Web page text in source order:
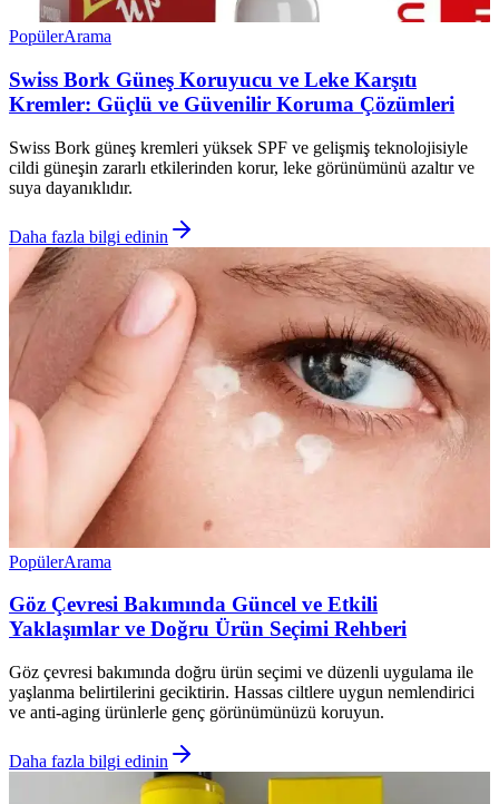
PopülerArama
Swiss Bork Güneş Koruyucu ve Leke Karşıtı
Kremler: Güçlü ve Güvenilir Koruma Çözümleri
Swiss Bork güneş kremleri yüksek SPF ve gelişmiş teknolojisiyle
cildi güneşin zararlı etkilerinden korur, leke görünümünü azaltır ve
suya dayanıklıdır.
Daha fazla bilgi edinin
PopülerArama
Göz Çevresi Bakımında Güncel ve Etkili
Yaklaşımlar ve Doğru Ürün Seçimi Rehberi
Göz çevresi bakımında doğru ürün seçimi ve düzenli uygulama ile
yaşlanma belirtilerini geciktirin. Hassas ciltlere uygun nemlendirici
ve anti-aging ürünlerle genç görünümünüzü koruyun.
Daha fazla bilgi edinin